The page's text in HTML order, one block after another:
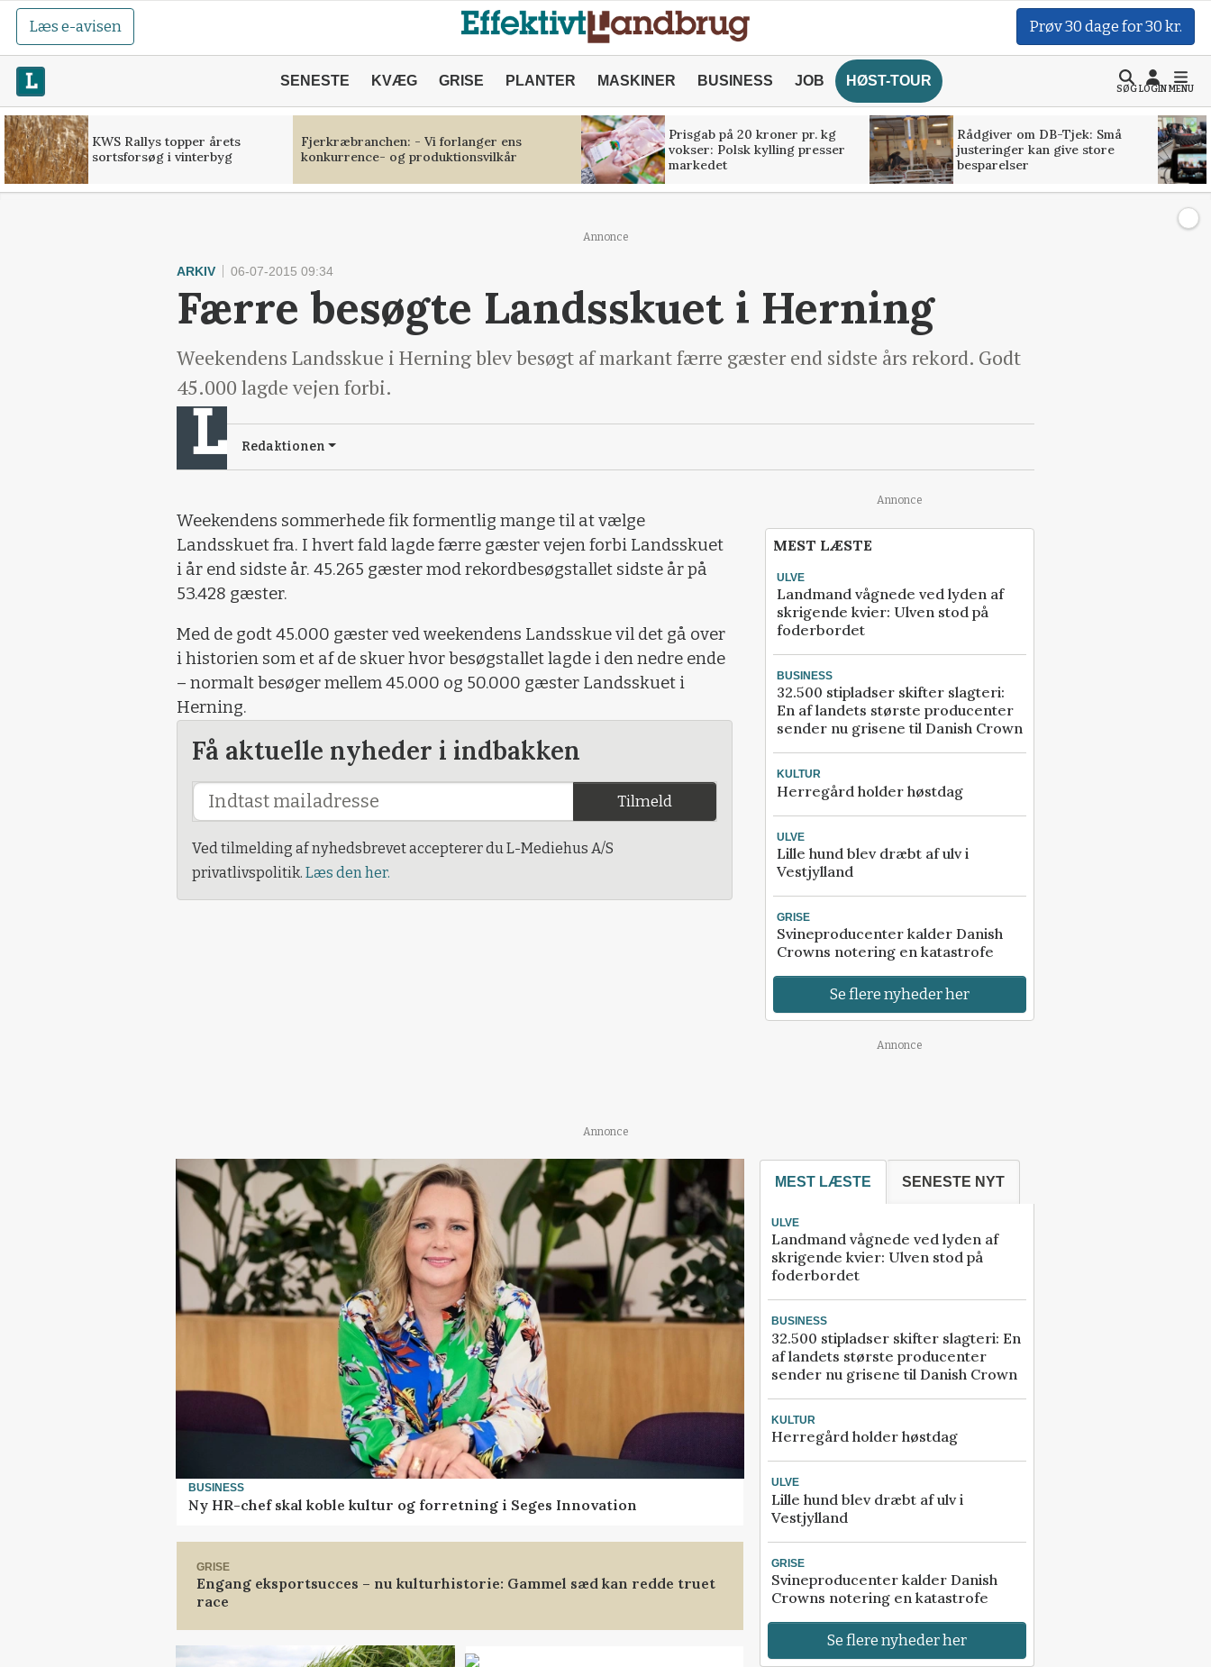
Læs e-avisen Prøv 30 dage for 30 kr.
SENESTE KVÆG GRISE PLANTER MASKINER BUSINESS JOB HØST-TOUR
SØGLOGINMENU
KWS Rallys topper årets
sortsforsøg i vinterbyg
Fjerkræbranchen: - Vi forlanger ens
konkurrence- og produktionsvilkår
Prisgab på 20 kroner pr. kg
vokser: Polsk kylling presser
markedet
Rådgiver om DB-Tjek: Små
justeringer kan give store
besparelser
Annonce
ARKIV 06-07-2015 09:34
Færre besøgte Landsskuet i Herning
Weekendens Landsskue i Herning blev besøgt af markant færre gæster end sidste års rekord. Godt
45.000 lagde vejen forbi.
Redaktionen
Weekendens sommerhede fik formentlig mange til at vælge
Landsskuet fra. I hvert fald lagde færre gæster vejen forbi Landsskuet
i år end sidste år. 45.265 gæster mod rekordbesøgstallet sidste år på
53.428 gæster.
Med de godt 45.000 gæster ved weekendens Landsskue vil det gå over
i historien som et af de skuer hvor besøgstallet lagde i den nedre ende
– normalt besøger mellem 45.000 og 50.000 gæster Landsskuet i
Herning.
Få aktuelle nyheder i indbakken
Tilmeld
Ved tilmelding af nyhedsbrevet accepterer du L-Mediehus A/S
privatlivspolitik. Læs den her.
Annonce
MEST LÆSTE
ULVE
Landmand vågnede ved lyden af
skrigende kvier: Ulven stod på
foderbordet
BUSINESS
32.500 stipladser skifter slagteri:
En af landets største producenter
sender nu grisene til Danish Crown
KULTUR
Herregård holder høstdag
ULVE
Lille hund blev dræbt af ulv i
Vestjylland
GRISE
Svineproducenter kalder Danish
Crowns notering en katastrofe
Se flere nyheder her
Annonce
Annonce
BUSINESS
Ny HR-chef skal koble kultur og forretning i Seges Innovation
GRISE
Engang eksportsucces – nu kulturhistorie: Gammel sæd kan redde truet
race
MEST LÆSTE SENESTE NYT
ULVE
Landmand vågnede ved lyden af
skrigende kvier: Ulven stod på
foderbordet
BUSINESS
32.500 stipladser skifter slagteri: En
af landets største producenter
sender nu grisene til Danish Crown
KULTUR
Herregård holder høstdag
ULVE
Lille hund blev dræbt af ulv i
Vestjylland
GRISE
Svineproducenter kalder Danish
Crowns notering en katastrofe
Se flere nyheder her